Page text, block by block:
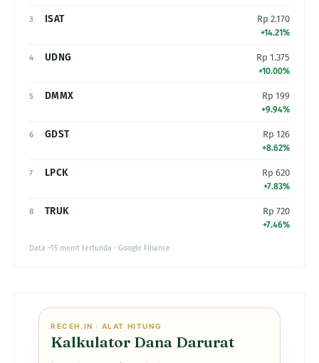
3 ISAT Rp 2.170
+14.21%
4 UDNG Rp 1.375
+10.00%
5 DMMX Rp 199
+9.94%
6 GDST Rp 126
+8.62%
7 LPCK Rp 620
+7.83%
8 TRUK Rp 720
+7.46%
Data ~15 menit tertunda · Google Finance
RECEH.IN · ALAT HITUNG
Kalkulator Dana Darurat